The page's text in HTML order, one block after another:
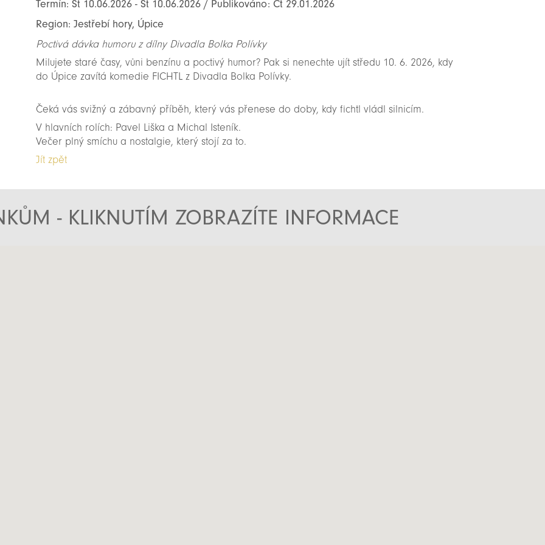
Termín: St 10.06.2026 - St 10.06.2026 / Publikováno: Čt 29.01.2026
Region: Jestřebí hory, Úpice
Poctivá dávka humoru z dílny Divadla Bolka Polívky
Milujete staré časy, vůni benzínu a poctivý humor? Pak si nenechte ujít středu 10. 6. 2026, kdy
do Úpice zavítá komedie FICHTL z Divadla Bolka Polívky.
Čeká vás svižný a zábavný příběh, který vás přenese do doby, kdy fichtl vládl silnicím.
V hlavních rolích: Pavel Liška a Michal Isteník.
Večer plný smíchu a nostalgie, který stojí za to.
Jít zpět
- KLIKNUTÍM ZOBRAZÍTE INFORMACE